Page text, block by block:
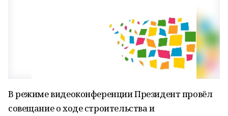
В режиме видеоконференции Президент провёл
совещание о ходе строительства и